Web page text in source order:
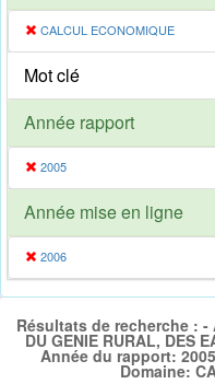
CALCUL ECONOMIQUE
Mot clé
Année rapport
2005
Année mise en ligne
2006
Résultats de recherche : -
DU GENIE RURAL, DES
Année du rapport:
Domaine: